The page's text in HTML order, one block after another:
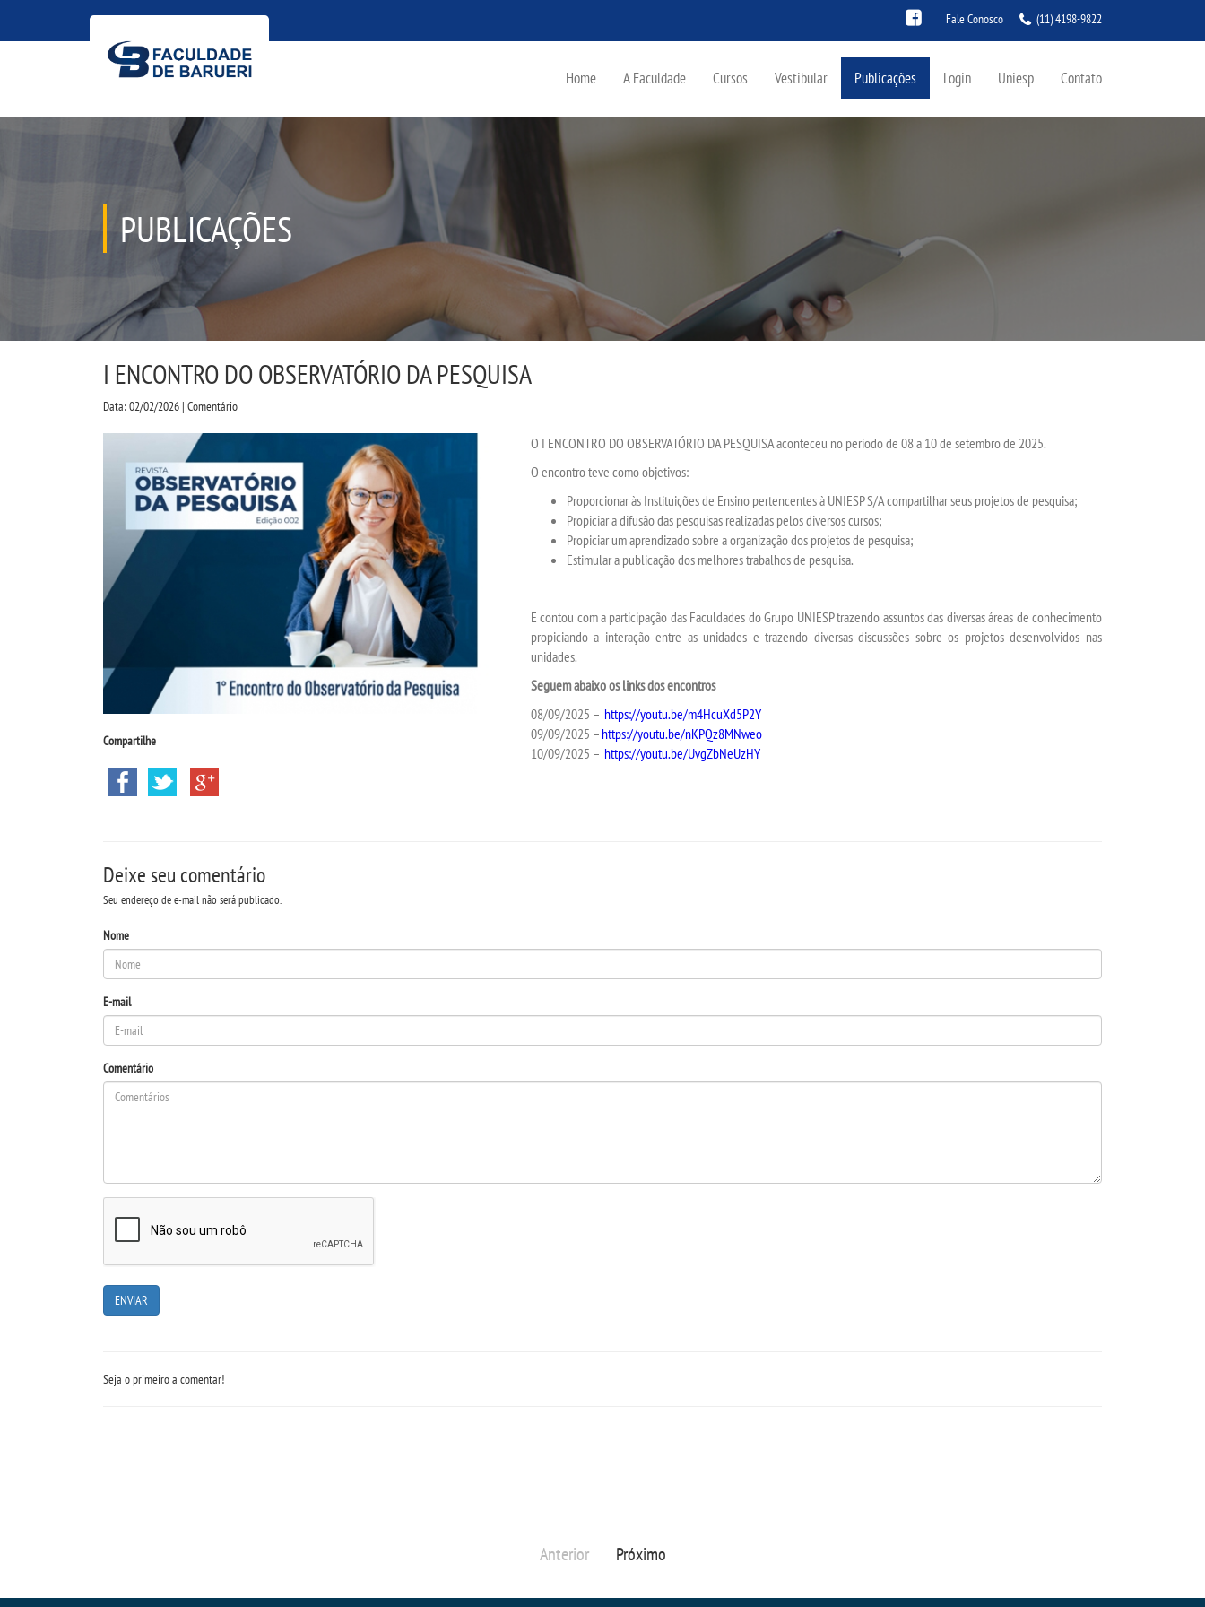
Fale Conosco (11) 4198-9822
Home A Faculdade Cursos Vestibular Publicações Login Uniesp Contato
PUBLICAÇÕES
I ENCONTRO DO OBSERVATÓRIO DA PESQUISA
Data: 02/02/2026 | Comentário
Compartilhe
O I ENCONTRO DO OBSERVATÓRIO DA PESQUISA aconteceu no período de 08 a 10 de setembro de 2025.
O encontro teve como objetivos:
Proporcionar às Instituições de Ensino pertencentes à UNIESP S/A compartilhar seus projetos de pesquisa;
Propiciar a difusão das pesquisas realizadas pelos diversos cursos;
Propiciar um aprendizado sobre a organização dos projetos de pesquisa;
Estimular a publicação dos melhores trabalhos de pesquisa.
E contou com a participação das Faculdades do Grupo UNIESP trazendo assuntos das diversas áreas de conhecimento
propiciando a interação entre as unidades e trazendo diversas discussões sobre os projetos desenvolvidos nas
unidades.
Seguem abaixo os links dos encontros
08/09/2025 – https://youtu.be/m4HcuXd5P2Y
09/09/2025 – https://youtu.be/nKPQz8MNweo
10/09/2025 – https://youtu.be/UvgZbNeUzHY
Deixe seu comentário
Seu endereço de e-mail não será publicado.
Nome
E-mail
Comentário
Seja o primeiro a comentar!
Anterior Próximo